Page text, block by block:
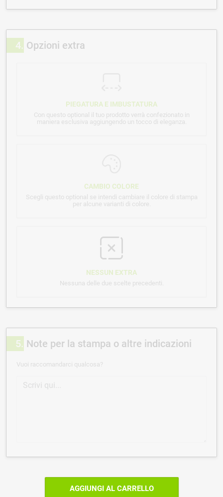
4 Opzioni extra
PIEGATURA E IMBUSTATURA
Con questo optional il tuo prodotto verrà confezionato in
maniera esclusiva aggiungendo un tocco di eleganza.
CAMBIO COLORE
Scegli questo optional se intendi cambiare il colore di stampa
per alcune varianti di colore.
NESSUN EXTRA
Nessuna delle due scelte precedenti.
5 Note per la stampa o altre indicazioni
Vuoi raccomandarci qualcosa?
AGGIUNGI AL CARRELLO